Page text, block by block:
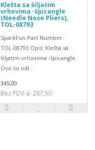
Klešta sa šiljatim
vrhovima -špicangle
(Needle Nose Pliers),
TOL-08793
SparkFun Part Number:
TOL-08793 Opis: Klešta sa
šiljatim vrhovima -špicangle.
Ovo su odl..
345,00
Bez PDV-a: 287,50